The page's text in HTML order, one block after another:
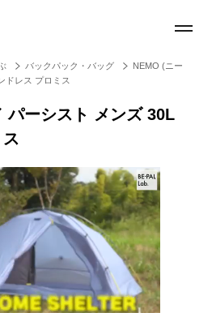
バックパック・バッグ
NEMO (ニー
ドレス プロミス
パーシスト メンズ 30L